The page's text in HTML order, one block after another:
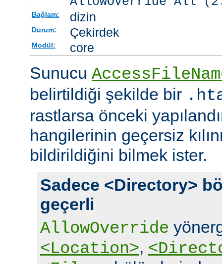
Bağlam: dizin
Durum: Çekirdek
Modül: core
Sunucu
belirtildiği şekilde bir
rastlarsa önceki
hangilerinin geçersiz
bildirildiğini bilmek ister.
Sadece <Directory>
geçerli
AllowOverride
<Location>,